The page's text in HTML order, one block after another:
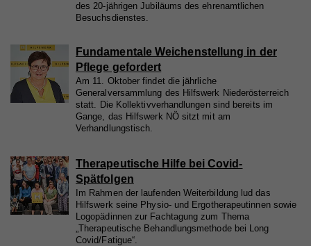
des 20-jährigen Jubiläums des ehrenamtlichen
Besuchsdienstes.
Fundamentale Weichenstellung in der
Pflege gefordert
Am 11. Oktober findet die jährliche
Generalversammlung des Hilfswerk Niederösterreich
statt. Die Kollektivverhandlungen sind bereits im
Gange, das Hilfswerk NÖ sitzt mit am
Verhandlungstisch.
Therapeutische Hilfe bei Covid-
Spätfolgen
Im Rahmen der laufenden Weiterbildung lud das
Hilfswerk seine Physio- und Ergotherapeutinnen sowie
Logopädinnen zur Fachtagung zum Thema
„Therapeutische Behandlungsmethode bei Long
Covid/Fatigue“.